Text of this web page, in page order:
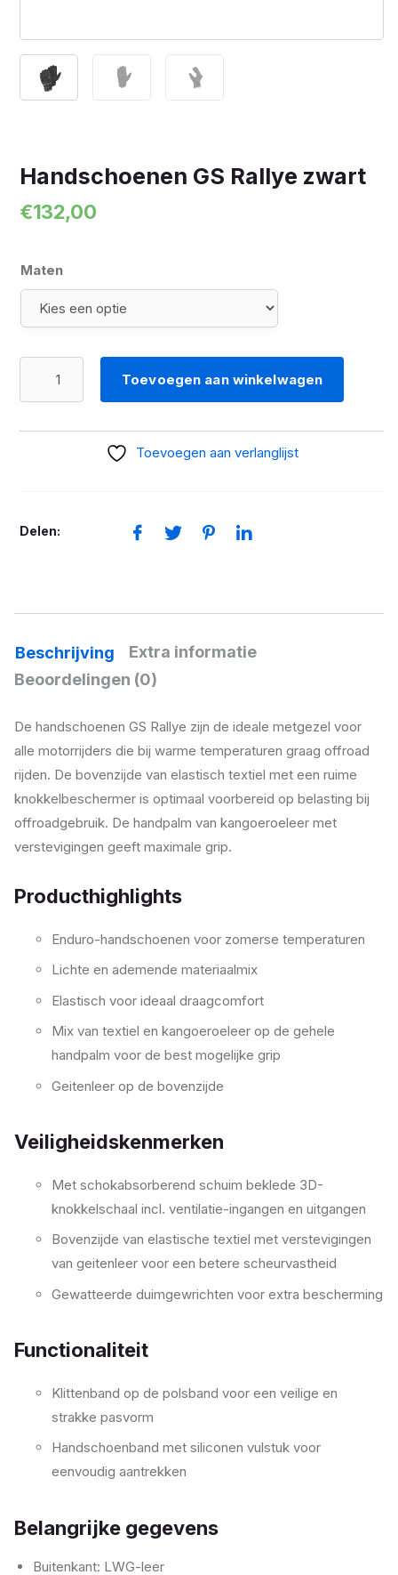
Handschoenen GS Rallye zwart
€132,00
Maten
Toevoegen aan winkelwagen
Toevoegen aan verlanglijst
Delen:
Beschrijving
Extra informatie
Beoordelingen (0)
De handschoenen GS Rallye zijn de ideale metgezel voor
alle motorrijders die bij warme temperaturen graag offroad
rijden. De bovenzijde van elastisch textiel met een ruime
knokkelbeschermer is optimaal voorbereid op belasting bij
offroadgebruik. De handpalm van kangoeroeleer met
verstevigingen geeft maximale grip.
Producthighlights
Enduro-handschoenen voor zomerse temperaturen
Lichte en ademende materiaalmix
Elastisch voor ideaal draagcomfort
Mix van textiel en kangoeroeleer op de gehele
handpalm voor de best mogelijke grip
Geitenleer op de bovenzijde
Veiligheidskenmerken
Met schokabsorberend schuim beklede 3D-
knokkelschaal incl. ventilatie-ingangen en uitgangen
Bovenzijde van elastische textiel met verstevigingen
van geitenleer voor een betere scheurvastheid
Gewatteerde duimgewrichten voor extra bescherming
Functionaliteit
Klittenband op de polsband voor een veilige en
strakke pasvorm
Handschoenband met siliconen vulstuk voor
eenvoudig aantrekken
Belangrijke gegevens
Buitenkant: LWG-leer